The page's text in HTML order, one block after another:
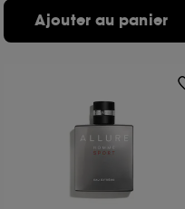
Ajouter au panier